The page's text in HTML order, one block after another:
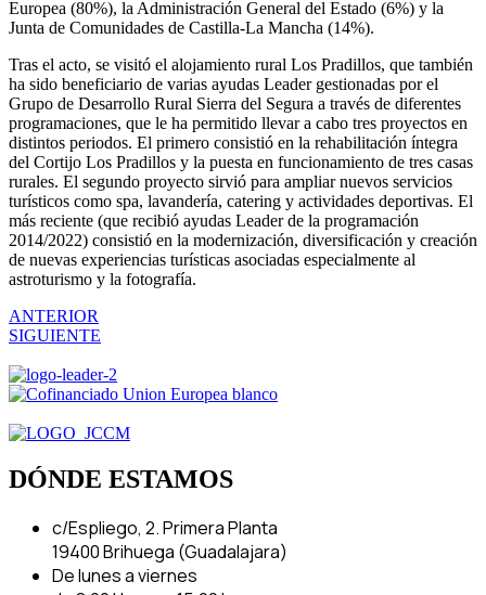
Europea (80%), la Administración General del Estado (6%) y la
Junta de Comunidades de Castilla-La Mancha (14%).
Tras el acto, se visitó el alojamiento rural Los Pradillos, que también
ha sido beneficiario de varias ayudas Leader gestionadas por el
Grupo de Desarrollo Rural Sierra del Segura a través de diferentes
programaciones, que le ha permitido llevar a cabo tres proyectos en
distintos periodos. El primero consistió en la rehabilitación íntegra
del Cortijo Los Pradillos y la puesta en funcionamiento de tres casas
rurales. El segundo proyecto sirvió para ampliar nuevos servicios
turísticos como spa, lavandería, catering y actividades deportivas. El
más reciente (que recibió ayudas Leader de la programación
2014/2022) consistió en la modernización, diversificación y creación
de nuevas experiencias turísticas asociadas especialmente al
astroturismo y la fotografía.
ANTERIOR
SIGUIENTE
DÓNDE ESTAMOS
c/Espliego, 2. Primera Planta
19400 Brihuega (Guadalajara)
De lunes a viernes